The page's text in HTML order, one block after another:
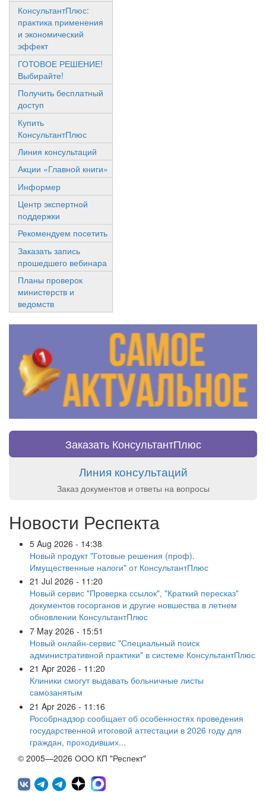
КонсультантПлюс:
практика применения
и экономический
эффект
ГОТОВОЕ РЕШЕНИЕ!
Выбирайте!
Получить бесплатный
доступ
Купить
КонсультантПлюс
Линия консультаций
Акции «Главной книги»
Информер
Центр экспертной
поддержки
Рекомендуем посетить
Заказать запись
прошедшего вебинара
Планы проверок
министерств и
ведомств
Заказать КонсультантПлюс
Линия консультаций
Заказ документов и ответы на вопросы
Новости Респекта
5 Aug 2026 - 14:38
Новый продукт "Готовые решения (проф).
Имущественные налоги" от КонсультантПлюс
21 Jul 2026 - 11:20
Новый сервис "Проверка ссылок", "Краткий пересказ"
документов госорганов и другие новшества в летнем
обновлении КонсультантПлюс
7 May 2026 - 15:51
Новый онлайн-сервис "Специальный поиск
административной практики" в системе КонсультантПлюс
21 Apr 2026 - 11:20
Клиники смогут выдавать больничные листы
самозанятым
21 Apr 2026 - 11:16
Рособрнадзор сообщает об особенностях проведения
государственной итоговой аттестации в 2026 году для
граждан, проходивших...
© 2005—2026 ООО КП "Респект"